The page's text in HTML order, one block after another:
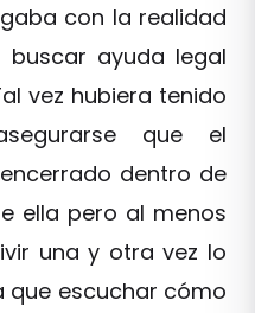
con la realidad
ayuda legal
vez hubiera tenido
que el
dentro de
ella pero al menos
una y otra vez lo
que escuchar cómo